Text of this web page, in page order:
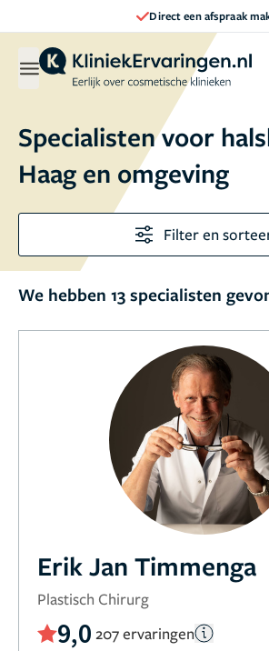
Direct een afspraak
Specialisten voor
Haag en omgeving
Filter en
We hebben 13 specialisten
Erik Jan Timmenga
Plastisch Chirurg
9,0 207 ervaringen